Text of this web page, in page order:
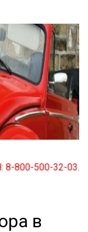
500-32-03.
в